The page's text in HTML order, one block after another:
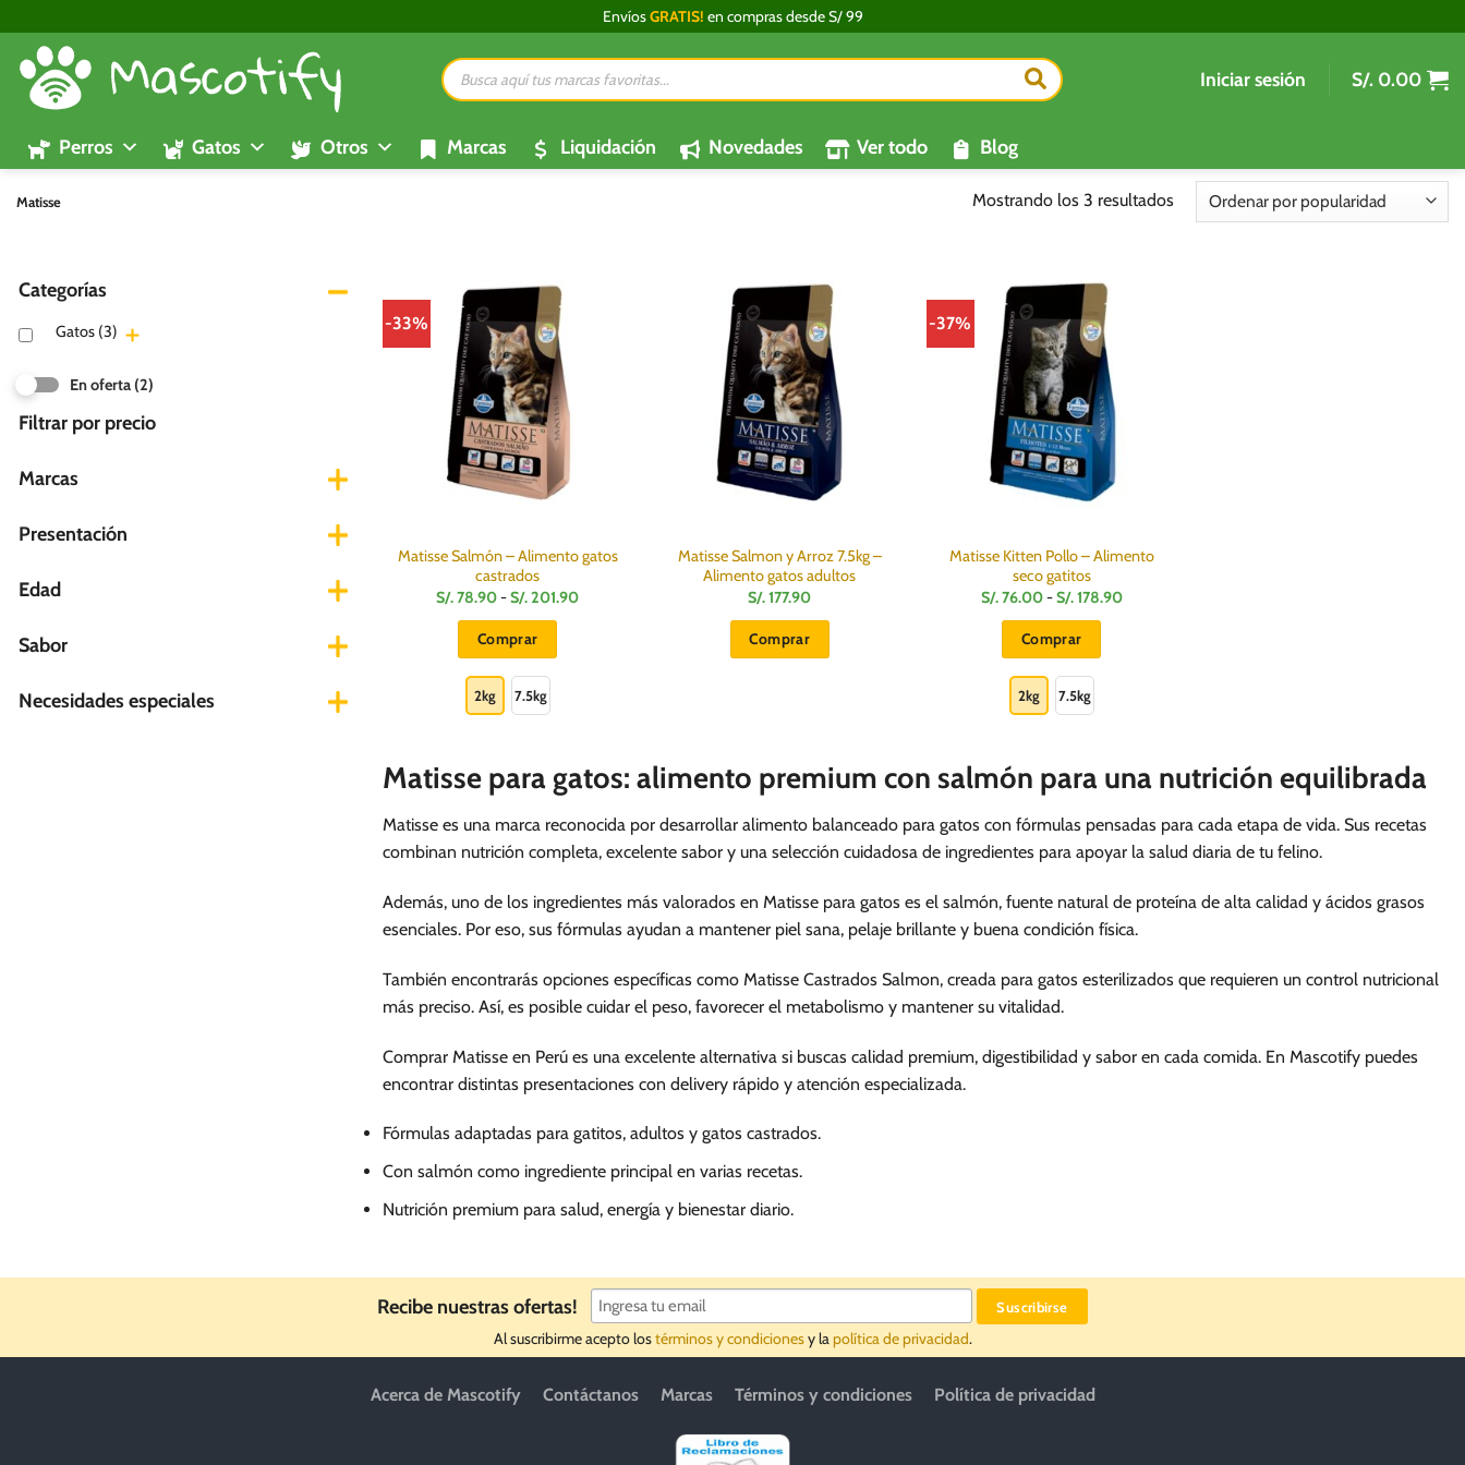
al
contenido
EnvíosGRATIS! en compras desde S/ 99
Búsqueda
de
productos
Iniciar sesión S/. 0.00
Perros Gatos Otros Marcas Liquidación Novedades Ver todo Blog
Matisse Mostrando los 3 resultadosOrdenado
por
Categorías
Gatos (3)
En oferta(2)
Filtrar por precio
Marcas
Presentación
Edad
Sabor
Necesidades especiales
-33%
Matisse Salmón – Alimento gatos
castrados
S/.78.90-S/.201.90Rango
Comprar
producto
tiene
variantes.
Las
opciones
se
elegir
página
producto
2kg 7.5kg
Matisse Salmon y Arroz 7.5kg –
Alimento gatos adultos
S/.177.90
Comprar
-37%
Matisse Kitten Pollo – Alimento
seco gatitos
S/.76.00-S/.178.90Rango
Comprar
producto
tiene
variantes.
Las
opciones
se
elegir
en
página
de
2kg 7.5kg
Matisse para gatos: alimento premium con salmón para una nutrición equilibrada
Matisse es una marca reconocida por desarrollar alimento balanceado para gatos con fórmulas pensadas para cada etapa de vida. Sus recetas
combinan nutrición completa, excelente sabor y una selección cuidadosa de ingredientes para apoyar la salud diaria de tu felino.
Además, uno de los ingredientes más valorados en Matisse para gatos es el salmón, fuente natural de proteína de alta calidad y ácidos grasos
esenciales. Por eso, sus fórmulas ayudan a mantener piel sana, pelaje brillante y buena condición física.
También encontrarás opciones específicas como Matisse Castrados Salmon, creada para gatos esterilizados que requieren un control nutricional
más preciso. Así, es posible cuidar el peso, favorecer el metabolismo y mantener su vitalidad.
Comprar Matisse en Perú es una excelente alternativa si buscas calidad premium, digestibilidad y sabor en cada comida. En Mascotify puedes
encontrar distintas presentaciones con delivery rápido y atención especializada.
Fórmulas adaptadas para gatitos, adultos y gatos castrados.
Con salmón como ingrediente principal en varias recetas.
Nutrición premium para salud, energía y bienestar diario.
Recibe nuestras ofertas!
Al suscribirme acepto lostérminos y condicionesy lapolítica de privacidad.
Acerca de Mascotify Contáctanos Marcas Términos y condiciones Política de privacidad